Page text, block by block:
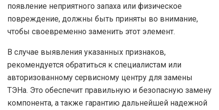
появление неприятного запаха или физическое
повреждение, должны быть приняты во внимание,
чтобы своевременно заменить этот элемент.
В случае выявления указанных признаков,
рекомендуется обратиться к специалистам или
авторизованному сервисному центру для замены
ТЭНа. Это обеспечит правильную и безопасную замену
компонента, а также гарантию дальнейшей надежной